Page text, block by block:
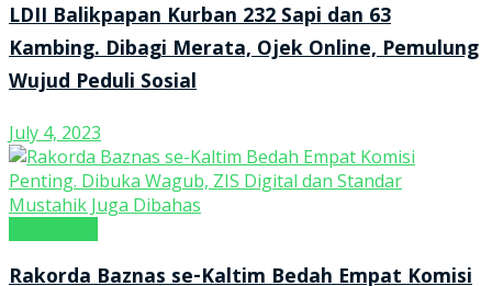
LDII Balikpapan Kurban 232 Sapi dan 63
Kambing. Dibagi Merata, Ojek Online, Pemulung
Wujud Peduli Sosial
July 4, 2023
Rakorda Baznas se-Kaltim Bedah Empat Komisi